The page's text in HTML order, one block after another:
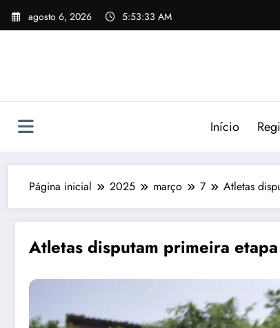
agosto 6, 2026 5:53:35 AM
Início
Página inicial 2025 março 7 Atletas
Atletas disputam primeira